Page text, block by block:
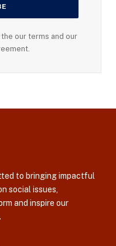
our terms and our
to bringing impactful
social issues,
and inspire our